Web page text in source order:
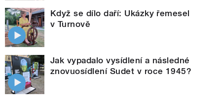
Když se dílo daří: Ukázky řemesel
v Turnově
Jak vypadalo vysídlení a následné
znovuosídlení Sudet v roce 1945?